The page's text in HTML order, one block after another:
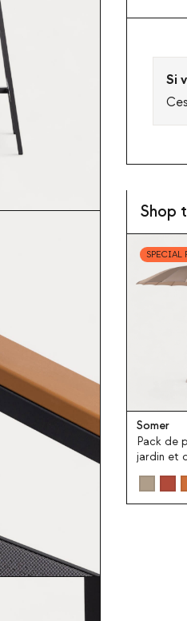
Si
Shop
SPECIAL
Somer
Pack de
jardin et
Somer